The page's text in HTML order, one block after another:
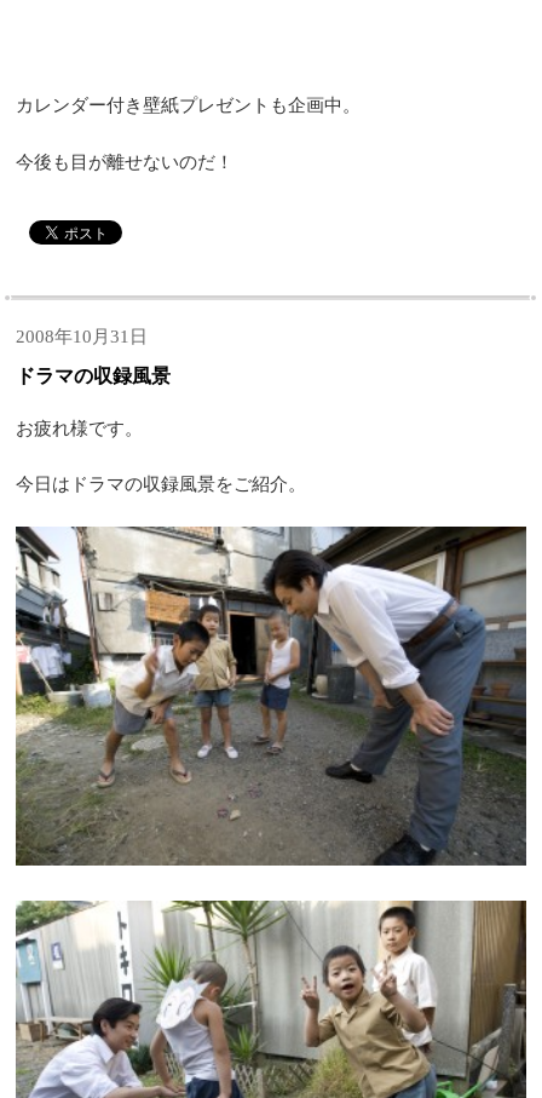
カレンダー付き壁紙プレゼントも企画中。
今後も目が離せないのだ！
2008年10月31日
ドラマの収録風景
お疲れ様です。
今日はドラマの収録風景をご紹介。